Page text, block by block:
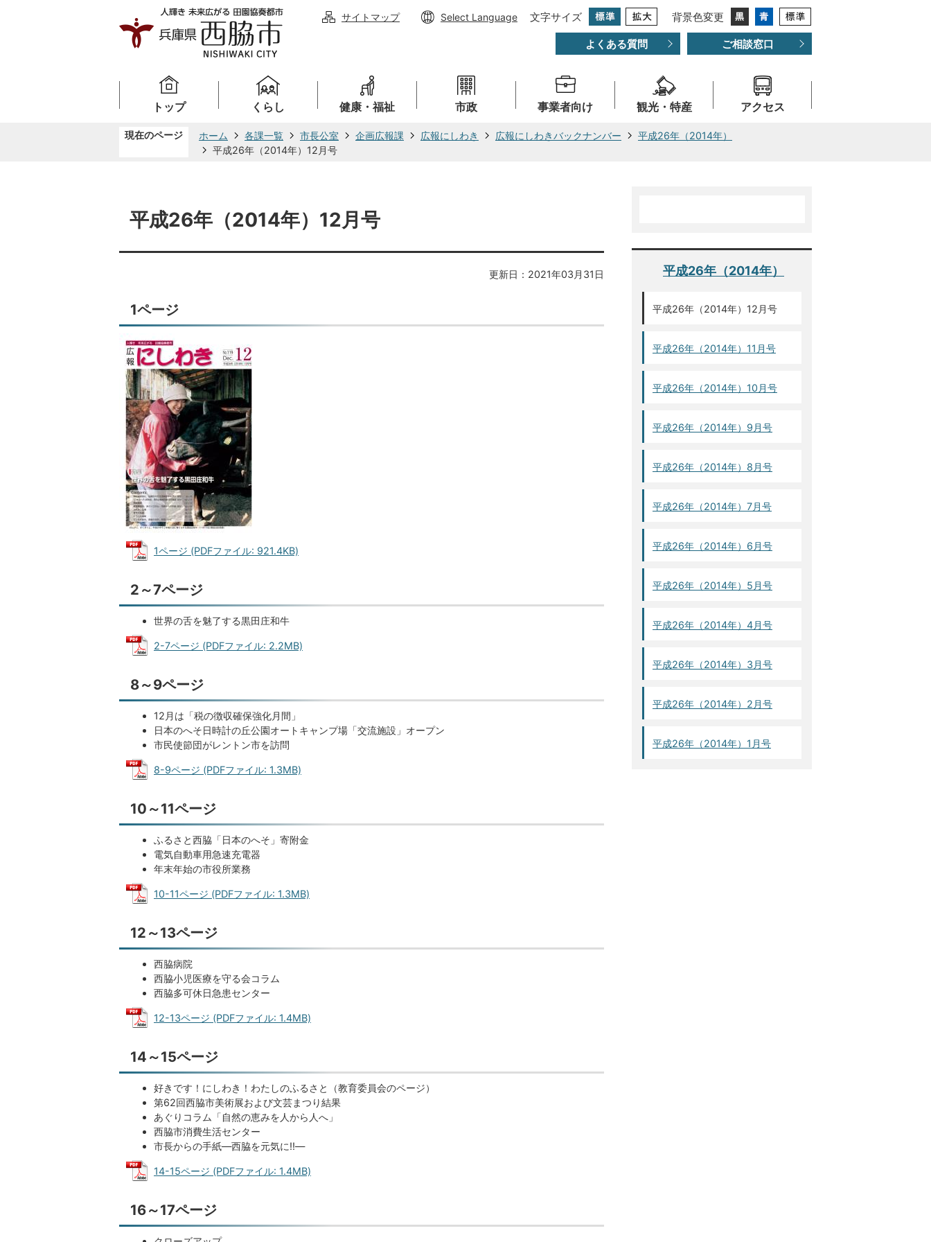
サイトマップ Select Language 文字サイズ 背景色変更
よくある質問 ご相談窓口
トップ くらし 健康・福祉 市政 事業者向け 観光・特産 アクセス
現在のページ ホーム 各課一覧 市長公室 企画広報課 広報にしわき 広報にしわきバックナンバー
平成26年（2014年）
平成26年（2014年）12月号
平成26年（2014年）12月号
更新日：2021年03月31日
1ページ
1ページ (PDFファイル: 921.4KB)
2～7ページ
世界の舌を魅了する黒田庄和牛
2-7ページ (PDFファイル: 2.2MB)
8～9ページ
12月は「税の徴収確保強化月間」
日本のへそ日時計の丘公園オートキャンプ場「交流施設」オープン
市民使節団がレントン市を訪問
8-9ページ (PDFファイル: 1.3MB)
10～11ページ
ふるさと西脇「日本のへそ」寄附金
電気自動車用急速充電器
年末年始の市役所業務
10-11ページ (PDFファイル: 1.3MB)
12～13ページ
西脇病院
西脇小児医療を守る会コラム
西脇多可休日急患センター
12-13ページ (PDFファイル: 1.4MB)
14～15ページ
好きです！にしわき！わたしのふるさと（教育委員会のページ）
第62回西脇市美術展および文芸まつり結果
あぐりコラム「自然の恵みを人から人へ」
西脇市消費生活センター
市長からの手紙―西脇を元気に!!―
14-15ページ (PDFファイル: 1.4MB)
16～17ページ
平成26年（2014年）
平成26年（2014年）12月号
平成26年（2014年）11月号
平成26年（2014年）10月号
平成26年（2014年）9月号
平成26年（2014年）8月号
平成26年（2014年）7月号
平成26年（2014年）6月号
平成26年（2014年）5月号
平成26年（2014年）4月号
平成26年（2014年）3月号
平成26年（2014年）2月号
平成26年（2014年）1月号